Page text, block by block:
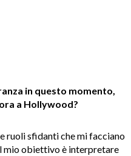
in questo momento,
a Hollywood?
ruoli sfidanti che mi facciano
mio obiettivo è interpretare